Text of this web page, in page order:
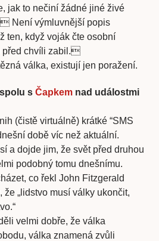
jak to nečiní žádné jiné živé
Není výmluvnější popis
ten, když voják čte osobní
před chvíli zabil.
válka, existují jen poražení.
spolu sČapkem nad událostmi
(čistě virtuálně) krátké “SMS
době víc než aktuální.
a dojde jim, že svět před druhou
podobný tomu dnešnímu.
co řekl John Fitzgerald
že „lidstvo musí války ukončit,
velmi dobře, že válka
válka znamená zvůli